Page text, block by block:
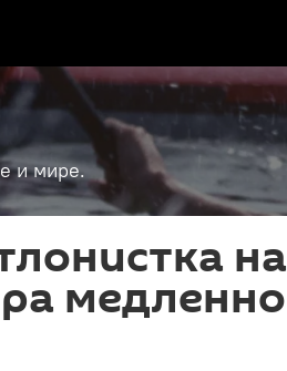
и мире.
на
медленно